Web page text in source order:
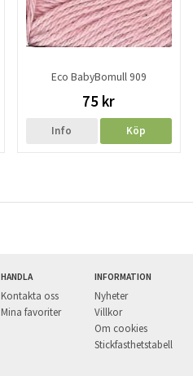
Eco BabyBomull 909
75 kr
Info Köp
HANDLA
Kontakta oss
Mina favoriter
INFORMATION
Nyheter
Villkor
Om cookies
Stickfasthetstabell